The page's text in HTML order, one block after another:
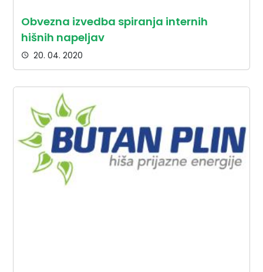
Obvezna izvedba spiranja internih
hišnih napeljav
20. 04. 2020